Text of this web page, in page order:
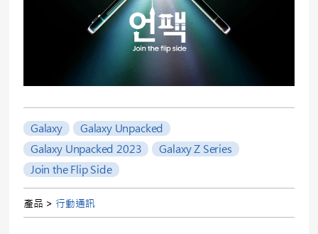
Galaxy
Galaxy Unpacked
Galaxy Unpacked 2023
Galaxy Z Series
Join the Flip Side
產品 > 行動通訊